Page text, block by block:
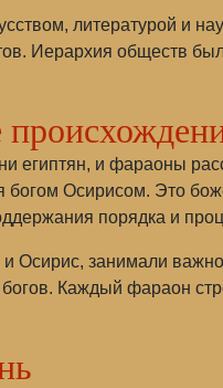
литературой и
Иерархия обществ
египтян, и фараоны
богом Осирисом. Это
порядка и
Осирис, занимали
Каждый фараон